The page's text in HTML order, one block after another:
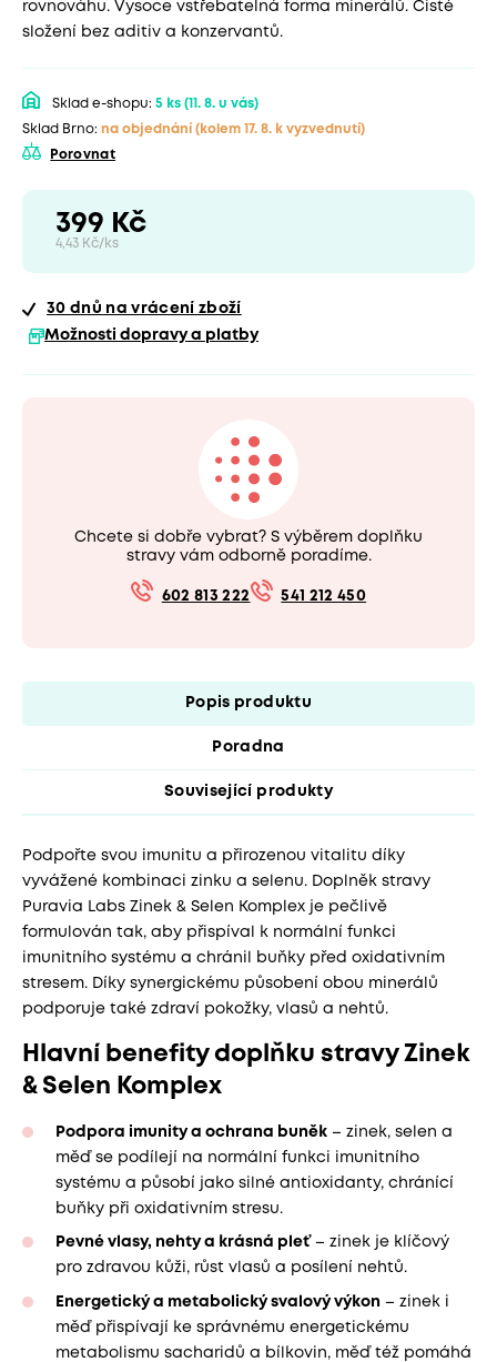
rovnováhu. Vysoce vstřebatelná forma minerálů. Čisté
složení bez aditiv a konzervantů.
Sklad e-shopu: 5 ks (11. 8. u vás)
Sklad Brno: na objednání (kolem 17. 8. k vyzvednutí)
Porovnat
399 Kč
4,43 Kč/ks
30 dnů na vrácení zboží
Možnosti dopravy a platby
Chcete si dobře vybrat? S výběrem doplňku
stravy vám odborně poradíme.
602 813 222 541 212 450
Popis produktu
Poradna
Související produkty
Podpořte svou imunitu a přirozenou vitalitu díky
vyvážené kombinaci zinku a selenu. Doplněk stravy
Puravia Labs Zinek & Selen Komplex je pečlivě
formulován tak, aby přispíval k normální funkci
imunitního systému a chránil buňky před oxidativním
stresem. Díky synergickému působení obou minerálů
podporuje také zdraví pokožky, vlasů a nehtů.
Hlavní benefity doplňku stravy Zinek
& Selen Komplex
Podpora imunity a ochrana buněk – zinek, selen a
měď se podílejí na normální funkci imunitního
systému a působí jako silné antioxidanty, chránící
buňky při oxidativním stresu.
Pevné vlasy, nehty a krásná pleť– zinek je klíčový
pro zdravou kůži, růst vlasů a posílení nehtů.
Energetický a metabolický svalový výkon – zinek i
měď přispívají ke správnému energetickému
metabolismu sacharidů a bílkovin, měď též pomáhá